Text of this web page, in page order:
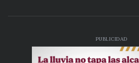
PUBLICIDAD